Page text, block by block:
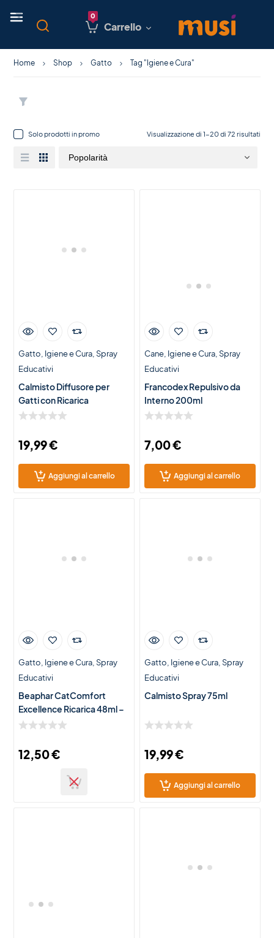
Carrello
Home Shop Gatto Tag "Igiene e Cura"
Solo prodotti in promo Visualizzazione di 1-20 di 72 risultati
Gatto Igiene e Cura Spray
Educativi
Calmisto Diffusore per
Gatti con Ricarica
19,99€
Aggiungi al carrello
Cane Igiene e Cura Spray
Educativi
Francodex Repulsivo da
Interno 200ml
7,00€
Aggiungi al carrello
Gatto Igiene e Cura Spray
Educativi
Beaphar CatComfort
Excellence Ricarica 48ml –
Antistress Gatto
12,50€
Gatto Igiene e Cura Spray
Educativi
Calmisto Spray 75ml
19,99€
Aggiungi al carrello